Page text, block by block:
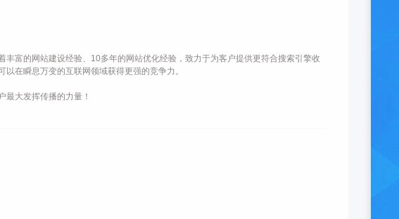
富的网站建设经验、10多年的网站优化经验，致力于为客户提供更符合搜索引擎收
在瞬息万变的互联网领域获得更强的竞争力。
大发挥传播的力量！